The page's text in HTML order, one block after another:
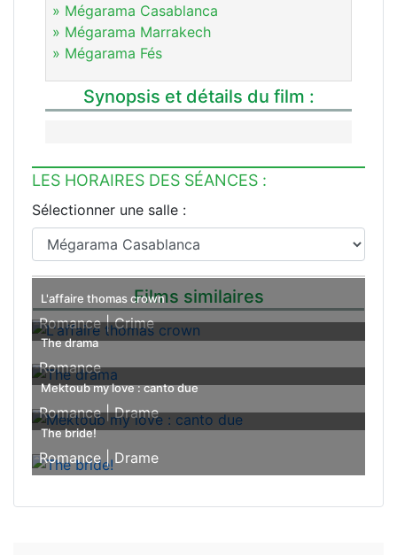
» Mégarama Casablanca
» Mégarama Marrakech
» Mégarama Fés
Synopsis et détails du film :
LES HORAIRES DES SÉANCES :
Sélectionner une salle :
Films similaires
L'affaire thomas crown
Romance |Crime
The drama
Romance
Mektoub my love : canto due
Romance |Drame
The bride!
Romance |Drame